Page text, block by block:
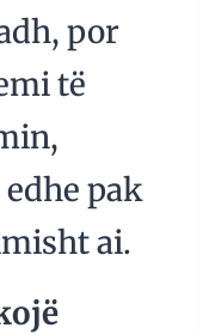
por
të
pak
ai.